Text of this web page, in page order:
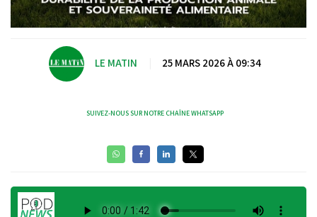
LE MATIN 25 MARS 2026 À 09:34
SUIVEZ-NOUS SUR NOTRE CHAÎNE WHATSAPP